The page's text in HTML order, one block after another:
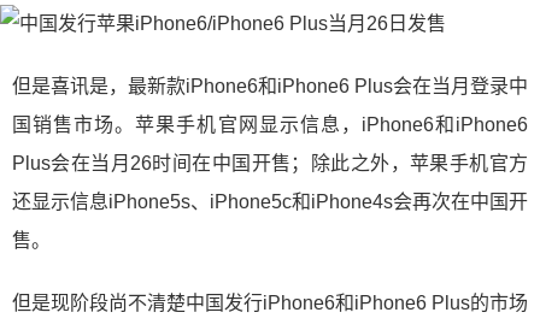
但是喜讯是，最新款iPhone6和iPhone6 Plus会在当月登录中
国销售市场。苹果手机官网显示信息，iPhone6和iPhone6
Plus会在当月26时间在中国开售；除此之外，苹果手机官方
还显示信息iPhone5s、iPhone5c和iPhone4s会再次在中国开
售。
但是现阶段尚不清楚中国发行iPhone6和iPhone6 Plus的市场